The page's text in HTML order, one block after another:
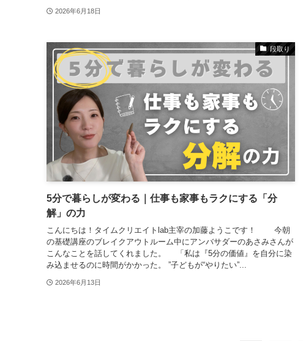
2026年6月18日
段取り
5分で暮らしが変わる｜仕事も家事もラクにする「分
解」の力
こんにちは！タイムクリエイトlab主宰の加藤ようこです！ 今朝
の基礎講座のブレイクアウトルーム中にアンバサダーのあさみさんが
こんなことを話してくれました。 「私は『5分の価値』を自分に染
み込ませるのに時間がかかった。 ”子どもが“やりたい”...
2026年6月13日